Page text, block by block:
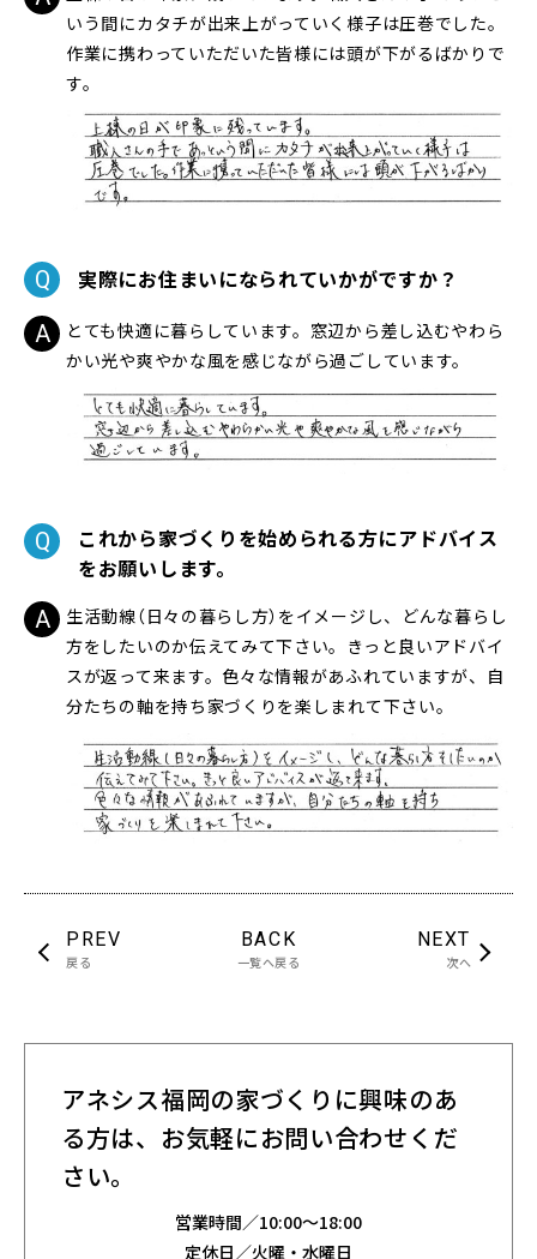
いう間にカタチが出来上がっていく様子は圧巻でした。
作業に携わっていただいた皆様には頭が下がるばかりで
す。
実際にお住まいになられていかがですか？
とても快適に暮らしています。窓辺から差し込むやわら
かい光や爽やかな風を感じながら過ごしています。
これから家づくりを始められる方にアドバイス
をお願いします。
生活動線（日々の暮らし方）をイメージし、どんな暮らし
方をしたいのか伝えてみて下さい。きっと良いアドバイ
スが返って来ます。色々な情報があふれていますが、自
分たちの軸を持ち家づくりを楽しまれて下さい。
PREV
戻る
BACK
一覧へ戻る
NEXT
次へ
アネシス福岡の家づくりに興味のあ
る方は、 お気軽にお問い合わせくだ
さい。
営業時間／10:00～18:00
定休日／火曜・水曜日